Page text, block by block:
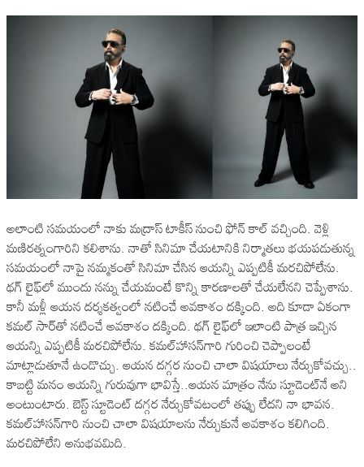
అలాంటి స‌మ‌యంలో నాకు మ‌ద్రాస్ టాకీస్ నుంచి ఫోన్ కాల్ వ‌చ్చింది. వెళ్లి
మ‌ణిర‌త్నంగారిని క‌లిశాను. నాతో సినిమా చేయ‌టానికి నిర్మాత‌లు భ‌య‌ప‌డుతున్న
స‌మ‌యంలో నాపై న‌మ్మ‌కంతో సినిమా చేసిన ఆయ‌న్ని ఎప్ప‌టికీ మ‌ర‌చిపోలేను.
థ‌గ్ లైఫ్‌లో ముందు న‌న్ను చేయ‌మంటే కొన్ని కార‌ణాల‌తో చేయ‌లేన‌ని చెప్పేశాను.
కానీ మ‌ళ్లీ ఆయ‌న ద‌ర్శ‌క‌త్వంలో న‌టించే అవ‌కాశం ద‌క్కింది. అది కూడా ఏకంగా
క‌మ‌ల్ సార్‌తో న‌టించే అవ‌కాశం ద‌క్కింది. థ‌గ్ లైఫ్‌లో ఇలాంటి పాత్ర ఇచ్చిన
ఆయ‌న్ని ఎప్ప‌టికీ మ‌ర‌చిపోలేను. క‌మల్‌హాస‌న్‌గారి గురించి చెప్పాలంటే
మాట్లాడుతూనే ఉండొచ్చు. ఆయ‌న ద‌గ్గ‌ర నుంచి చాలా విష‌యాలు నేర్చుకోవ‌చ్చు..
కాబ‌ట్టి మ‌నం ఆయ‌న్ని గురువుగా భావిస్తే..ఆయ‌న మాత్రం నేను స్టూడెంట్‌నే అని
అంటుంటారు. బెస్ట్ స్టూడెంట్ ద‌గ్గ‌ర నేర్చుకోవ‌టంలో త‌ప్పు లేద‌ని నా భావ‌న‌.
క‌మ‌ల్‌హాస‌న్‌గారి నుంచి చాలా విష‌యాల‌ను నేర్చుకునే అవ‌కాశం క‌లిగింది.
మ‌ర‌చిపోలేని అనుభ‌వ‌మిది.